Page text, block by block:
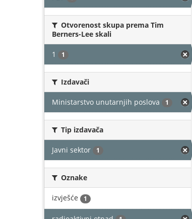
Otvorenost skupa prema Tim
Berners-Lee skali
1 1
Izdavači
Ministarstvo unutarnjih poslova 1
Tip izdavača
Javni sektor 1
Oznake
izvješće 1